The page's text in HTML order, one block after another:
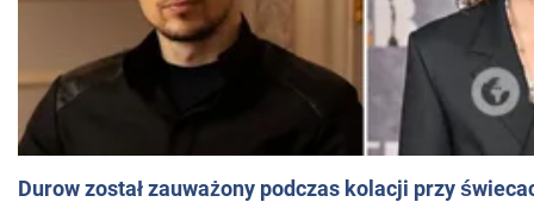
Durow został zauważony podczas kolacji przy